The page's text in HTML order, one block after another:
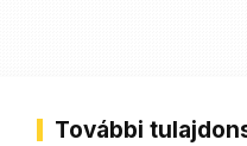
További